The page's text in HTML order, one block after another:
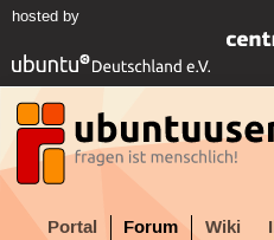
hosted by
Portal Forum Wiki